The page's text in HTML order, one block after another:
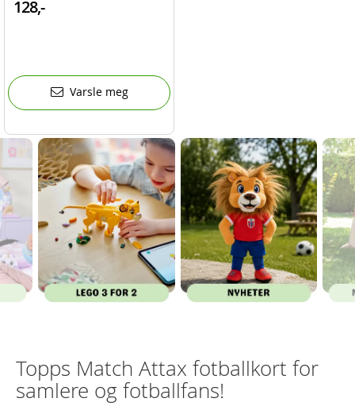
128,-
Varsle meg
Topps Match Attax fotballkort for
samlere og fotballfans!